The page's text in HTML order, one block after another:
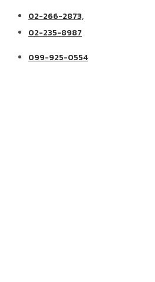
02-266-2873,
02-235-8987
099-925-0554